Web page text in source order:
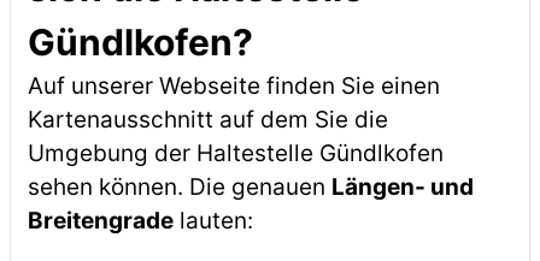
Gündlkofen?
Auf unserer Webseite finden Sie einen
Kartenausschnitt auf dem Sie die
Umgebung der Haltestelle Gündlkofen
sehen können. Die genauen Längen- und
Breitengradelauten: